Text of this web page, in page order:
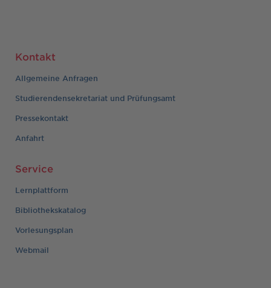
Kontakt
Allgemeine Anfragen
Studierendensekretariat und Prüfungsamt
Pressekontakt
Anfahrt
Service
Lernplattform
Bibliothekskatalog
Vorlesungsplan
Webmail